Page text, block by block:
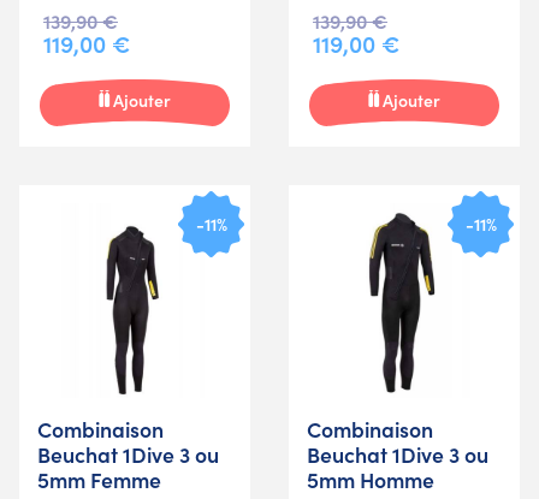
139,90 €
119,00 €
Ajouter
139,90 €
119,00 €
Ajouter
-11%
Combinaison
Beuchat 1Dive 3 ou
5mm Femme
-11%
Combinaison
Beuchat 1Dive 3 ou
5mm Homme